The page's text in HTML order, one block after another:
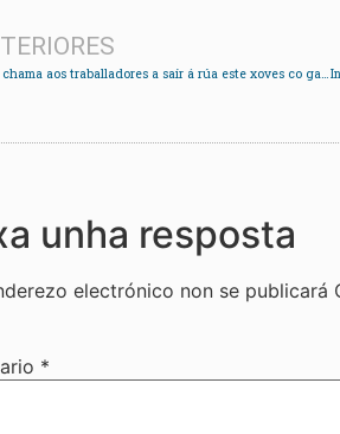
A CIG chama aos traballadores a saír á rúa este xoves co gallo da Folga Xeral
unha resposta
electrónico non se publicará
*